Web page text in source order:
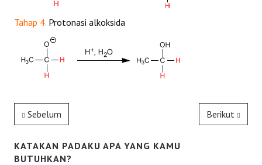
Tahap 4. Protonasi alkoksida
Sebelum Berikut
KATAKAN PADAKU APA YANG KAMU
BUTUHKAN?